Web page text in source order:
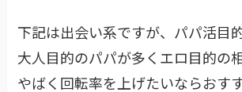
下記は出会い系ですが、パパ活目
大人目的のパパが多くエロ目的の
やばく回転率を上げたいならおすす